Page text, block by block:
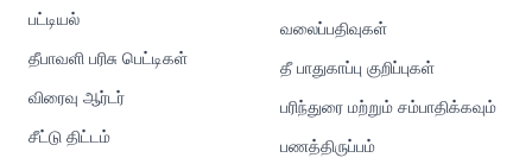
பட்டியல்
தீபாவளி பரிசு பெட்டிகள்
விரைவு ஆர்டர்
சீட்டு திட்டம்
வலைப்பதிவுகள்
தீ பாதுகாப்பு குறிப்புகள்
பரிந்துரை மற்றும் சம்பாதிக்கவும்
பணத்திருப்பம்